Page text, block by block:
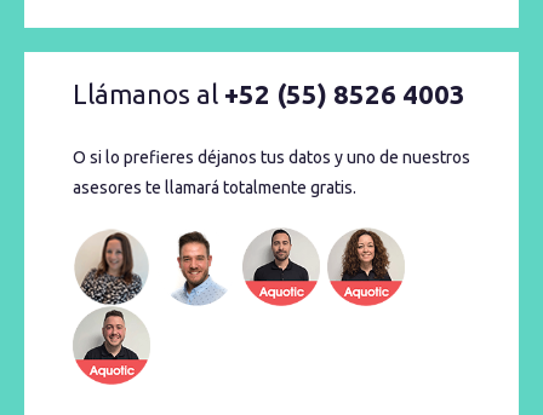
Llámanos al +52 (55) 8526 4003
O si lo prefieres déjanos tus datos y uno de nuestros
asesores te llamará totalmente gratis.